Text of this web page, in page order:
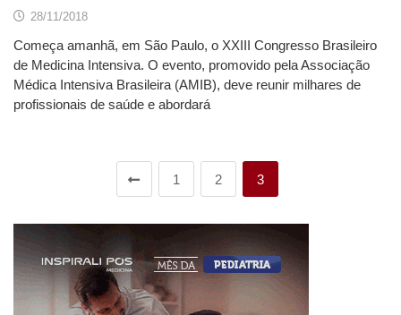
28/11/2018
Começa amanhã, em São Paulo, o XXIII Congresso Brasileiro
de Medicina Intensiva. O evento, promovido pela Associação
Médica Intensiva Brasileira (AMIB), deve reunir milhares de
profissionais de saúde e abordará
1 2 3